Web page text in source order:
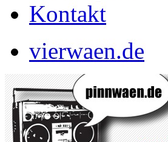
Kontakt
vierwaen.de